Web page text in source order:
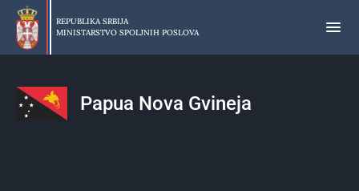
Preskoči
glavni
deo
REPUBLIKA SRBIJA
MINISTARSTVO SPOLJNIH POSLOVA
Papua Nova Gvineja